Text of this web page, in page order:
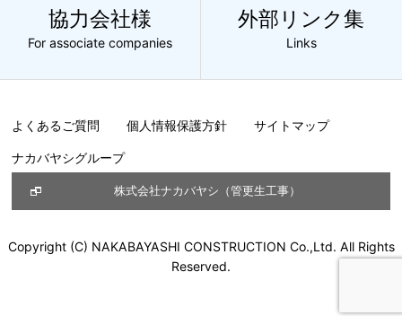
協力会社様
For associate companies
外部リンク集
Links
よくあるご質問 個人情報保護方針 サイトマップ
ナカバヤシグループ
株式会社ナカバヤシ（管更生工事）
Copyright (C) NAKABAYASHI CONSTRUCTION Co.,Ltd. All Rights
Reserved.